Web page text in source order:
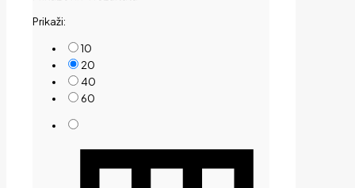
Prikaži:
10
20
40
60